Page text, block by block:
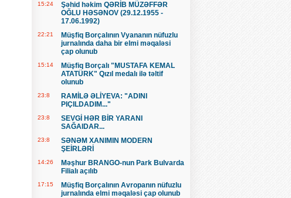
15:24
Şəhid həkim QƏRİB MÜZƏFFƏR
OĞLU HƏSƏNOV (29.12.1955 -
17.06.1992)
22:21
Müşfiq Borçalının Vyananın nüfuzlu
jurnalında daha bir elmi məqaləsi
çap olunub
15:14
Müşfiq Borçalı "MUSTAFA KEMAL
ATATÜRK" Qızıl medalı ilə təltif
olunub
23:8
RAMİLƏ ƏLİYEVA: "ADINI
PIÇILDADIM..."
23:8
SEVGİ HƏR BİR YARANI
SAĞAIDAR...
23:8
SƏNƏM XANIMIN MODERN
ŞEİRLƏRİ
14:26
Məşhur BRANGO-nun Park Bulvarda
Filialı açılıb
17:15
Müşfiq Borçalının Avropanın nüfuzlu
jurnalında elmi məqaləsi çap olunub